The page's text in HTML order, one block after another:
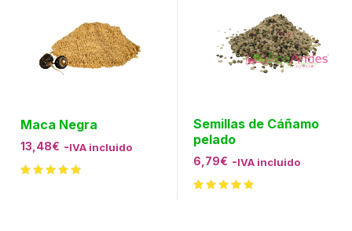
Maca Negra
13,48€ -IVA incluido
Semillas de Cáñamo
pelado
6,79€ -IVA incluido